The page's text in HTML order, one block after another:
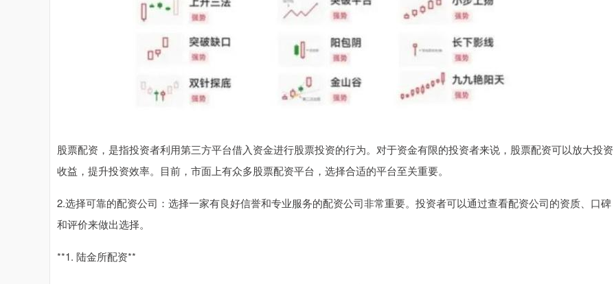
股票配资，是指投资者利用第三方平台借入资金进行股票投资的行为。对于资金有限的投资者来说，股票配资可以放大投资
收益，提升投资效率。目前，市面上有众多股票配资平台，选择合适的平台至关重要。
2.选择可靠的配资公司：选择一家有良好信誉和专业服务的配资公司非常重要。投资者可以通过查看配资公司的资质、口碑
和评价来做出选择。
**1. 陆金所配资**